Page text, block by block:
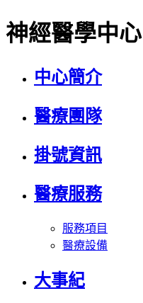
神經醫學中心
中心簡介
醫療團隊
掛號資訊
醫療服務
服務項目
醫療設備
大事紀